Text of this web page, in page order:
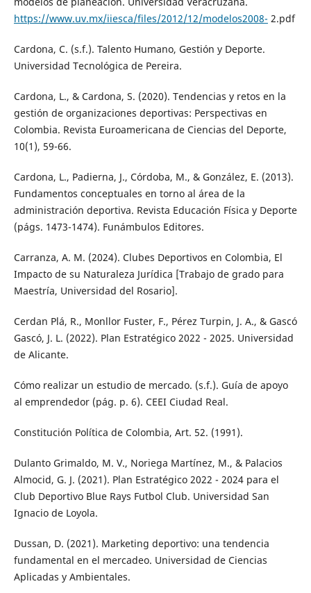
https://www.uv.mx/iiesca/files/2012/12/modelos2008- 2.pdf
Cardona, C. (s.f.). Talento Humano, Gestión y Deporte.
Universidad Tecnológica de Pereira.
Cardona, L., & Cardona, S. (2020). Tendencias y retos en la
gestión de organizaciones deportivas: Perspectivas en
Colombia. Revista Euroamericana de Ciencias del Deporte,
10(1), 59-66.
Cardona, L., Padierna, J., Córdoba, M., & González, E. (2013).
Fundamentos conceptuales en torno al área de la
administración deportiva. Revista Educación Física y Deporte
(págs. 1473-1474). Funámbulos Editores.
Carranza, A. M. (2024). Clubes Deportivos en Colombia, El
Impacto de su Naturaleza Jurídica [Trabajo de grado para
Maestría, Universidad del Rosario].
Cerdan Plá, R., Monllor Fuster, F., Pérez Turpin, J. A., & Gascó
Gascó, J. L. (2022). Plan Estratégico 2022 - 2025. Universidad
de Alicante.
Cómo realizar un estudio de mercado. (s.f.). Guía de apoyo
al emprendedor (pág. p. 6). CEEI Ciudad Real.
Constitución Política de Colombia, Art. 52. (1991).
Dulanto Grimaldo, M. V., Noriega Martínez, M., & Palacios
Almocid, G. J. (2021). Plan Estratégico 2022 - 2024 para el
Club Deportivo Blue Rays Futbol Club. Universidad San
Ignacio de Loyola.
Dussan, D. (2021). Marketing deportivo: una tendencia
fundamental en el mercadeo. Universidad de Ciencias
Aplicadas y Ambientales.